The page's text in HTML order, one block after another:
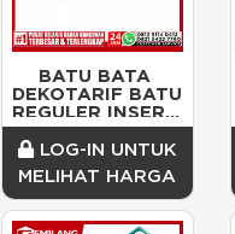
BATU BATA
DEKOTARIF BATU
REGULER INSERT
MARMO/TEXTURE
TEBAL
PRALINE/DOS
LOG-IN UNTUK
MELIHAT HARGA